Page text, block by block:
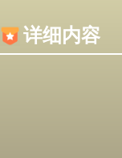
详细内容